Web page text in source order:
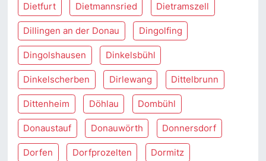
Dietfurt Dietmannsried Dietramszell
Dillingen an der Donau Dingolfing
Dingolshausen Dinkelsbühl
Dinkelscherben Dirlewang Dittelbrunn
Dittenheim Döhlau Dombühl
Donaustauf Donauwörth Donnersdorf
Dorfen Dorfprozelten Dormitz